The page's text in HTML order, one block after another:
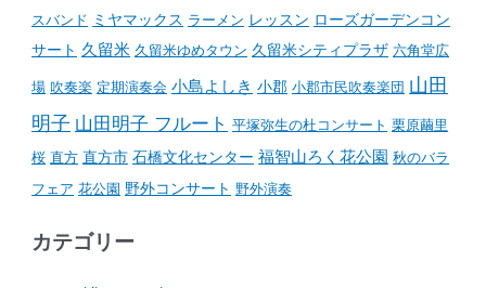
スバンド ミヤマックス ラーメン レッスン ローズガーデンコン
サート 久留米 久留米ゆめタウン 久留米シティプラザ 六角堂広
場 吹奏楽 定期演奏会 小島よしき 小郡 小郡市民吹奏楽団 山田
明子 山田明子 フルート 平塚弥生の杜コンサート 栗原繭里
桜 直方 直方市 石橋文化センター 福智山ろく花公園 秋のバラ
フェア 花公園 野外コンサート 野外演奏
カテゴリー